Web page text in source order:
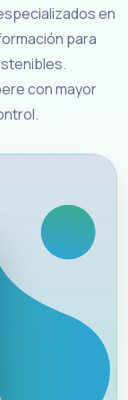
en
para
con mayor